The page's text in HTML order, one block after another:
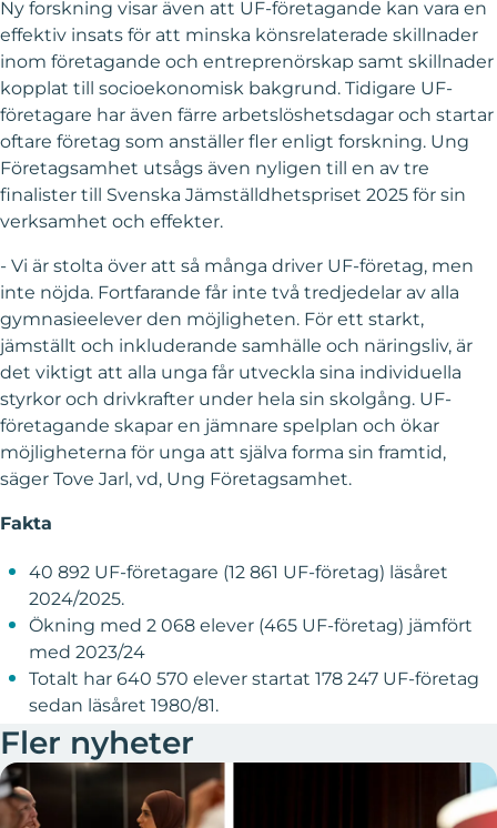
Ny forskning visar även att UF-företagande kan vara en
effektiv insats för att minska könsrelaterade skillnader
inom företagande och entreprenörskap samt skillnader
kopplat till socioekonomisk bakgrund. Tidigare UF-
företagare har även färre arbetslöshetsdagar och startar
oftare företag som anställer fler enligt forskning. Ung
Företagsamhet utsågs även nyligen till en av tre
finalister till Svenska Jämställdhetspriset 2025 för sin
verksamhet och effekter.
- Vi är stolta över att så många driver UF-företag, men
inte nöjda. Fortfarande får inte två tredjedelar av alla
gymnasieelever den möjligheten. För ett starkt,
jämställt och inkluderande samhälle och näringsliv, är
det viktigt att alla unga får utveckla sina individuella
styrkor och drivkrafter under hela sin skolgång. UF-
företagande skapar en jämnare spelplan och ökar
möjligheterna för unga att själva forma sin framtid,
säger Tove Jarl, vd, Ung Företagsamhet.
Fakta
40 892 UF-företagare (12 861 UF-företag) läsåret
2024/2025.
Ökning med 2 068 elever (465 UF-företag) jämfört
med 2023/24
Totalt har 640 570 elever startat 178 247 UF-företag
sedan läsåret 1980/81.
Fler nyheter